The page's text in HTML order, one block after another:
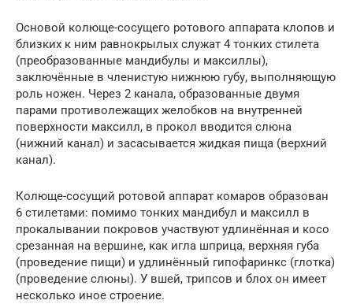
Основой колюще-сосущего ротового аппарата клопов и
близких к ним равнокрылых служат 4 тонких стилета
(преобразованные мандибулы и максиллы),
заключённые в членистую нижнюю губу, выполняющую
роль ножен. Через 2 канала, образованные двумя
парами противолежащих желобков на внутренней
поверхности максилл, в прокол вводится слюна
(нижний канал) и засасывается жидкая пища (верхний
канал).
Колюще-сосущий ротовой аппарат комаров образован
6 стилетами: помимо тонких мандибул и максилл в
прокалывании покровов участвуют удлинённая и косо
срезанная на вершине, как игла шприца, верхняя губа
(проведение пищи) и удлинённый гипофаринкс (глотка)
(проведение слюны). У вшей, трипсов и блох он имеет
несколько иное строение.